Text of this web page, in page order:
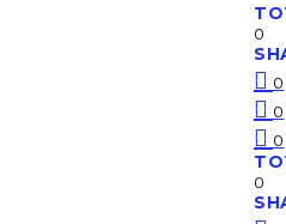
0
0
0
0
0